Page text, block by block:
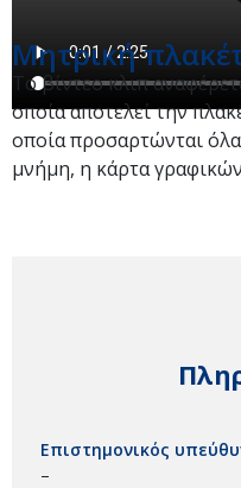
Μητρική
Το βίντεο κλιπ
οποία αποτελεί την
οποία προσαρτώνται
μνήμη, η κάρτα
Επιστημονικός
–